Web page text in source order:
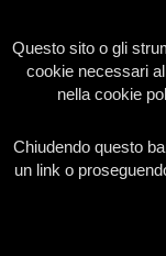
Home
Questo sito o gli
cookie necessari
nella cookie
Chiudendo questo
un link o